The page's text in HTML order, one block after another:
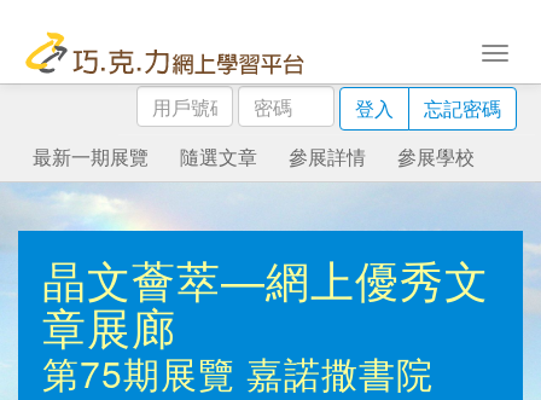
用
戶
號
碼
密
碼
登入
忘記密碼
最新一期展覽
隨選文章 參展詳情 參展學校
晶文薈萃—網上優秀文
章展廊
第75期展覽 嘉諾撒書院